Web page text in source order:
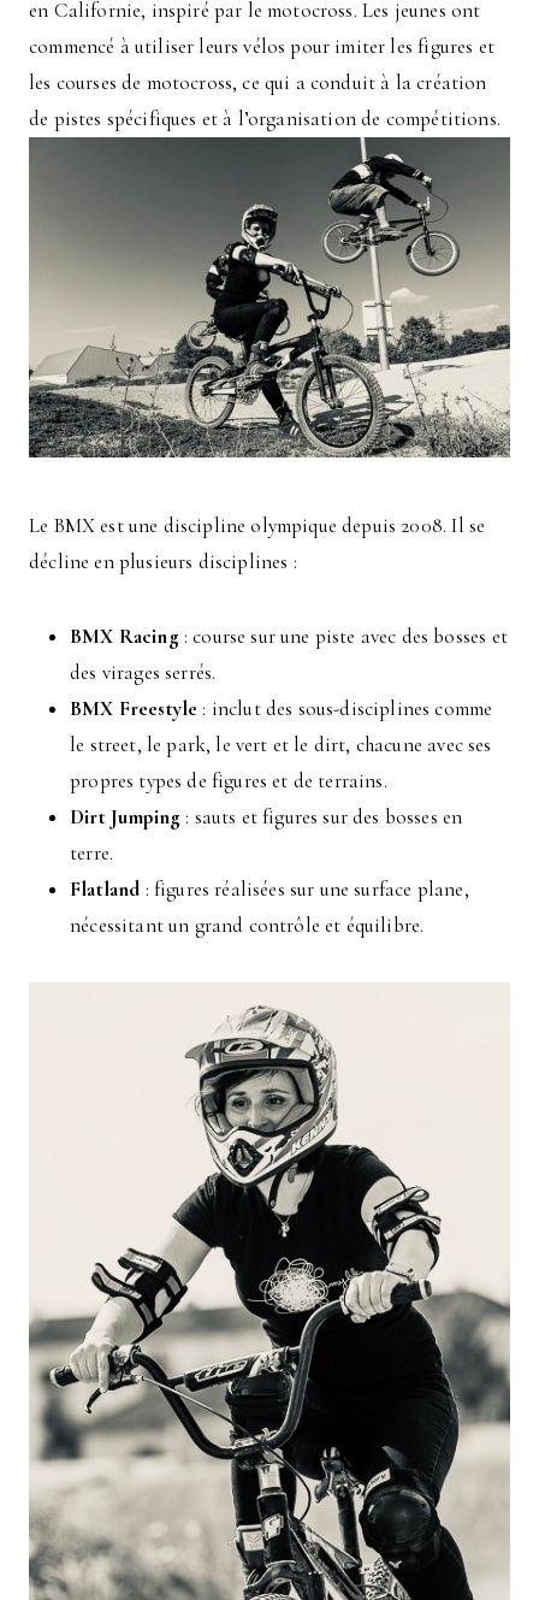
en Californie, inspiré par le motocross. Les jeunes ont
commencé à utiliser leurs vélos pour imiter les figures et
les courses de motocross, ce qui a conduit à la création
de pistes spécifiques et à l’organisation de compétitions.
Le BMX est une discipline olympique depuis 2008. Il se
décline en plusieurs disciplines :
BMX Racing : course sur une piste avec des bosses et
des virages serrés.
BMX Freestyle : inclut des sous-disciplines comme
le street, le park, le vert et le dirt, chacune avec ses
propres types de figures et de terrains.
Dirt Jumping : sauts et figures sur des bosses en
terre.
Flatland : figures réalisées sur une surface plane,
nécessitant un grand contrôle et équilibre.